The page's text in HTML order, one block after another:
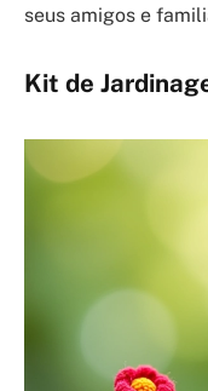
seus amigos e
Kit de